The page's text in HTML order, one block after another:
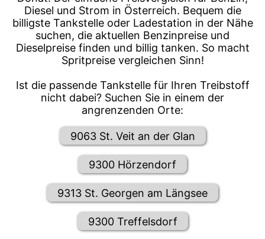
Diesel und Strom in Österreich. Bequem die
billigste Tankstelle oder Ladestation in der Nähe
suchen, die aktuellen Benzinpreise und
Dieselpreise finden und billig tanken. So macht
Spritpreise vergleichen Sinn!
Ist die passende Tankstelle für Ihren Treibstoff
nicht dabei? Suchen Sie in einem der
angrenzenden Orte:
9063 St. Veit an der Glan
9300 Hörzendorf
9313 St. Georgen am Längsee
9300 Treffelsdorf